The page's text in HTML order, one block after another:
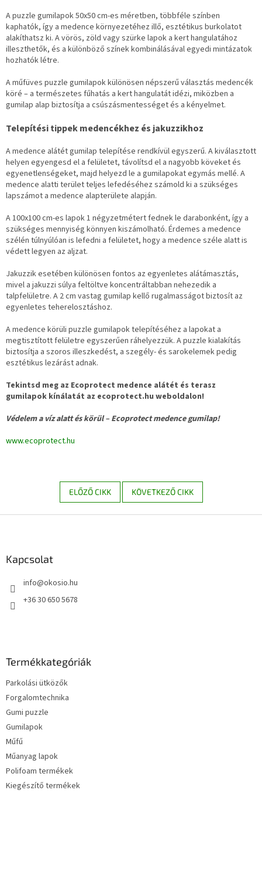
A puzzle gumilapok 50x50 cm-es méretben, többféle színben
kaphatók, így a medence környezetéhez illő, esztétikus burkolatot
alakíthatsz ki. A vörös, zöld vagy szürke lapok a kert hangulatához
illeszthetők, és a különböző színek kombinálásával egyedi mintázatok
hozhatók létre.
A műfüves puzzle gumilapok különösen népszerű választás medencék
köré – a természetes fűhatás a kert hangulatát idézi, miközben a
gumilap alap biztosítja a csúszásmentességet és a kényelmet.
Telepítési tippek medencékhez és jakuzzikhoz
A medence alátét gumilap telepítése rendkívül egyszerű. A kiválasztott
helyen egyengesd el a felületet, távolítsd el a nagyobb köveket és
egyenetlenségeket, majd helyezd le a gumilapokat egymás mellé. A
medence alatti terület teljes lefedéséhez számold ki a szükséges
lapszámot a medence alapterülete alapján.
A 100x100 cm-es lapok 1 négyzetmétert fednek le darabonként, így a
szükséges mennyiség könnyen kiszámolható. Érdemes a medence
szélén túlnyúlóan is lefedni a felületet, hogy a medence széle alatt is
védett legyen az aljzat.
Jakuzzik esetében különösen fontos az egyenletes alátámasztás,
mivel a jakuzzi súlya feltöltve koncentráltabban nehezedik a
talpfelületre. A 2 cm vastag gumilap kellő rugalmasságot biztosít az
egyenletes teherelosztáshoz.
A medence körüli puzzle gumilapok telepítéséhez a lapokat a
megtisztított felületre egyszerűen ráhelyezzük. A puzzle kialakítás
biztosítja a szoros illeszkedést, a szegély- és sarokelemek pedig
esztétikus lezárást adnak.
Tekintsd meg az Ecoprotect medence alátét és terasz
gumilapok kínálatát az ecoprotect.hu weboldalon!
Védelem a víz alatt és körül – Ecoprotect medence gumilap!
www.ecoprotect.hu
ELŐZŐ CIKK KÖVETKEZŐ CIKK
Kapcsolat
info@okosio.hu
+36 30 650 5678
Termékkategóriák
Parkolási ütközők
Forgalomtechnika
Gumi puzzle
Gumilapok
Műfű
Műanyag lapok
Polifoam termékek
Kiegészítő termékek